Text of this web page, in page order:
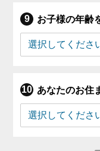
お子様の年齢
あなたのお住